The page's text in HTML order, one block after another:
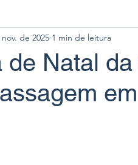
de Natal
de 2025 1 min de leitura